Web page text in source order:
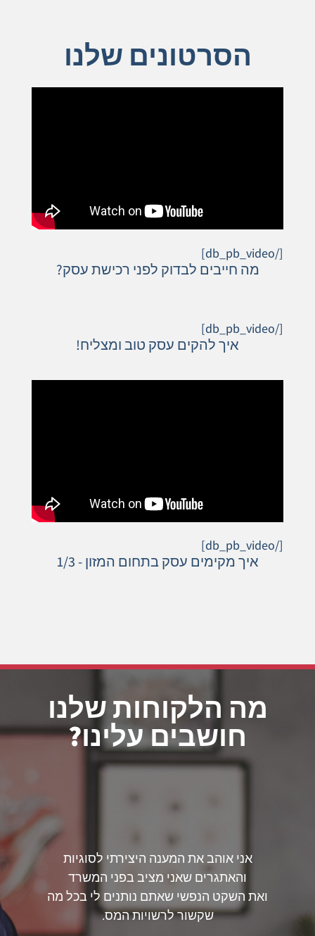
הסרטונים שלנו
[/db_pb_video]
איך מקימים עסק בתחום המזון - 1/3
[/db_pb_video]
איך להקים עסק טוב ומצליח!
[/db_pb_video]
מה חייבים לבדוק לפני רכישת עסק?
מה הלקוחות שלנו
חושבים עלינו?
אני אוהב את המענה היצירתי לסוגיות
והאתגרים שאני מציב בפני המשרד
ואת השקט הנפשי שאתם נותנים לי בכל מה
שקשור לרשויות המס.